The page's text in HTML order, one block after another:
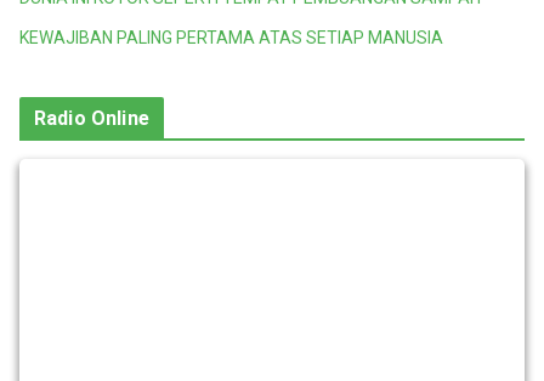
KEWAJIBAN PALING PERTAMA ATAS SETIAP MANUSIA
Radio Online